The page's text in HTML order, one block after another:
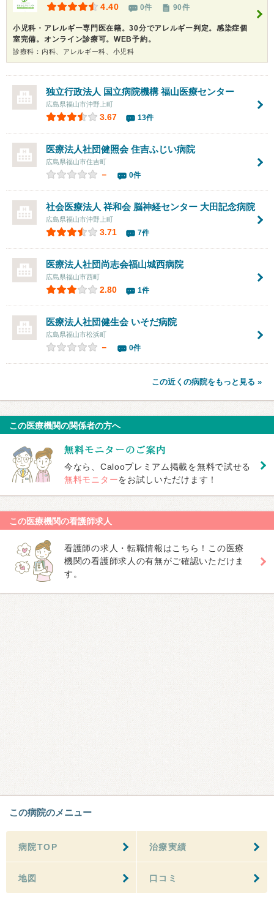
4.40 0件 90件
小児科・アレルギー専門医在籍。30分でアレルギー判定。感染症個
室完備。オンライン診療可。WEB予約。
診療科：内科、アレルギー科、小児科
独立行政法人 国立病院機構 福山医療センター
広島県福山市沖野上町
3.67 13件
医療法人社団健照会 住吉ふじい病院
広島県福山市住吉町
－ 0件
社会医療法人 祥和会 脳神経センター 大田記念病院
広島県福山市沖野上町
3.71 7件
医療法人社団尚志会福山城西病院
広島県福山市西町
2.80 1件
医療法人社団健生会 いそだ病院
広島県福山市松浜町
－ 0件
この近くの病院をもっと見る »
この医療機関の関係者の方へ
今なら、Calooプレミアム掲載を無料で試せる
無料モニターをお試しいただけます！
この医療機関の看護師求人
看護師の求人・転職情報はこちら！この医療
機関の看護師求人の有無がご確認いただけま
す。
この病院のメニュー
病院TOP 治療実績
地図 口コミ